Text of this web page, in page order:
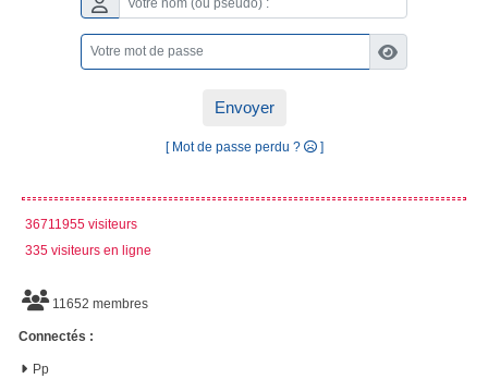
Envoyer
[ Mot de passe perdu ? ]
36711955 visiteurs
335 visiteurs en ligne
11652 membres
Connectés :
Pp